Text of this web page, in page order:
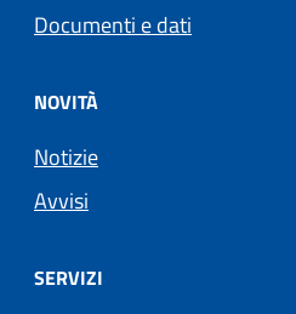
Documenti e dati
NOVITÀ
Notizie
Avvisi
SERVIZI